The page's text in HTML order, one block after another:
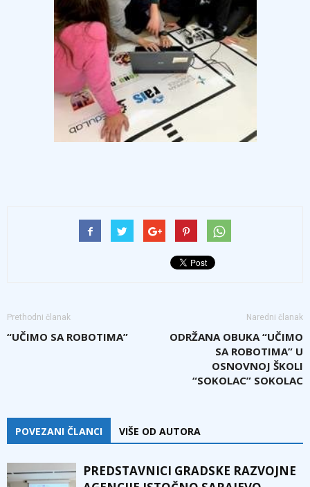
Prethodni članak
“UČIMO SA ROBOTIMA”
Naredni članak
ODRŽANA OBUKA “UČIMO
SA ROBOTIMA” U
OSNOVNOJ ŠKOLI
“SOKOLAC” SOKOLAC
POVEZANI ČLANCI VIŠE OD AUTORA
PREDSTAVNICI GRADSKE RAZVOJNE